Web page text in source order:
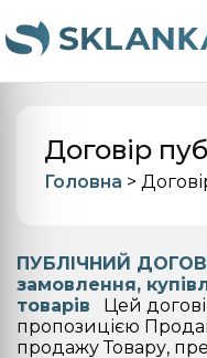
Договір
Головна >
ПУБЛІЧНИЙ
замовлення,
товарів Цей
пропозицією
продажу Товару,